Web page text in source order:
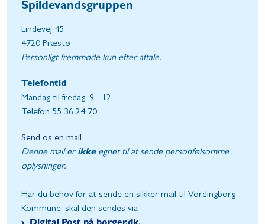
Spildevandsgruppen
Lindevej 45
4720 Præstø
Personligt fremmøde kun efter aftale.
Telefontid
Mandag til fredag: 9 - 12
Telefon 55 36 24 70
Send os en mail
Denne mail er ikke egnet til at sende personfølsomme
oplysninger.
Har du behov for at sende en sikker mail til Vordingborg
Kommune, skal den sendes via